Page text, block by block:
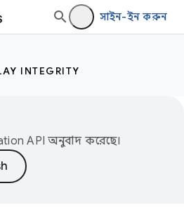
সাইন-ইন করুন
INTEGRITY
API অনুবাদ করেছে।